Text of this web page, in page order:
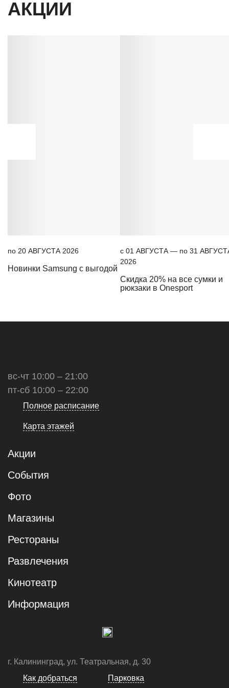
АКЦИИ
по 20 АВГУСТА 2026
Новинки Samsung с выгодой
c 01 АВГУСТА — по 31
2026
Скидка 20% на все сумки и
рюкзаки в Onesport
вс-чт 10:00 – 21:00
пт-сб 10:00 – 22:00
Полное расписание
Карта этажей
Акции
События
Фото
Магазины
Рестораны
Развлечения
Кинотеатр
Информация
г. Калининград, ул. Театральная, д. 30
Как добраться
Парковка